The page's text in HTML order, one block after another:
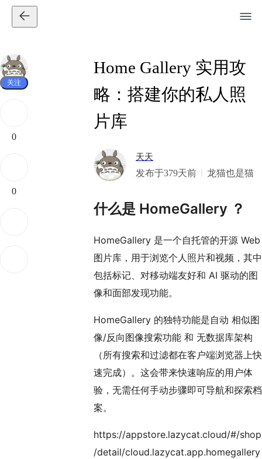
关注
0
0
Home Gallery 实用攻
略：搭建你的私人照
片库
天天
发布于379天前 龙猫也是猫
什么是 HomeGallery ？
HomeGallery 是一个自托管的开源 Web
图片库，用于浏览个人照片和视频，其中
包括标记、对移动端友好和 AI 驱动的图
像和面部发现功能。
HomeGallery 的独特功能是自动 相似图
像/反向图像搜索功能 和 无数据库架构
（所有搜索和过滤都在客户端浏览器上快
速完成）。这会带来快速响应的用户体
验，无需任何手动步骤即可导航和探索档
案。
https://appstore.lazycat.cloud/#/shop
/detail/cloud.lazycat.app.homegallery